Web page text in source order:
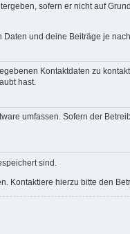
sofern er nicht auf
und deine Beiträge je
Kontaktdaten zu
hast.
umfassen. Sofern der
sind.
Kontaktiere hierzu bitte den